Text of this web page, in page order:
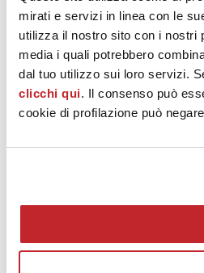
mirati e servizi in linea con le
utilizza il nostro sito con i nostri
media i quali potrebbero
dal tuo utilizzo sui loro servizi.
clicchi qui. Il consenso può
cookie di profilazione può
pandemia, possa finalmente arrivare
rigogliosa anche per il settore delle
Febbraio 2021